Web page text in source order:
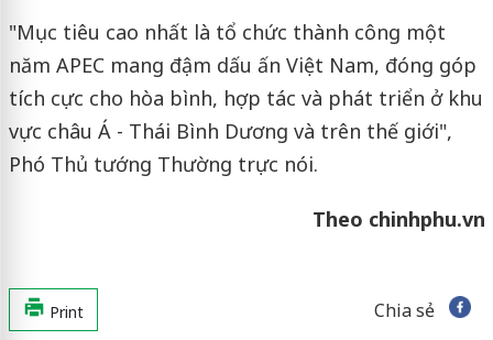
"Mục tiêu cao nhất là tổ chức thành công một
năm APEC mang đậm dấu ấn Việt Nam, đóng góp
tích cực cho hòa bình, hợp tác và phát triển ở khu
vực châu Á - Thái Bình Dương và trên thế giới",
Phó Thủ tướng Thường trực nói.
Theo chinhphu.vn
Print Chia sẻ